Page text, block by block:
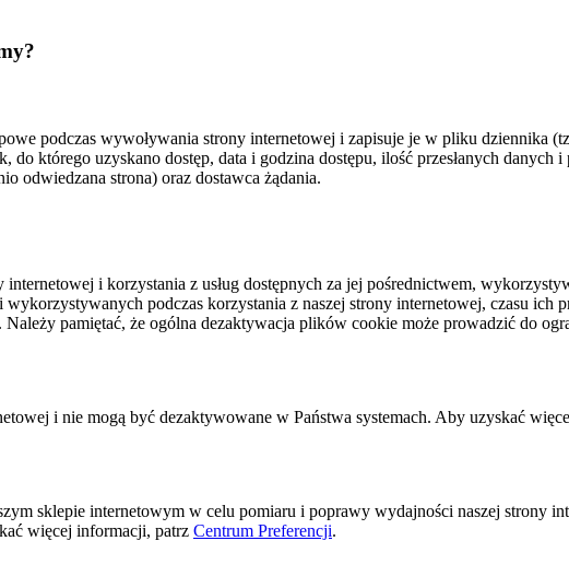
podczas wywoływania strony internetowej i zapisuje je w pliku dziennika
którego uzyskano dostęp, data i godzina dostępu, ilość przesłanych danych
odwiedzana strona) oraz dostawca żądania.
i korzystania z usług dostępnych za jej pośrednictwem,
podczas korzystania z naszej strony internetowej, czasu ich
. Należy pamiętać, że ogólna dezaktywacja plików cookie może prowadzić do
i nie mogą być dezaktywowane w Państwa systemach. Aby uzyskać
sklepie internetowym w celu pomiaru i poprawy wydajności naszej strony
więcej informacji, patrz Centrum Preferencji.